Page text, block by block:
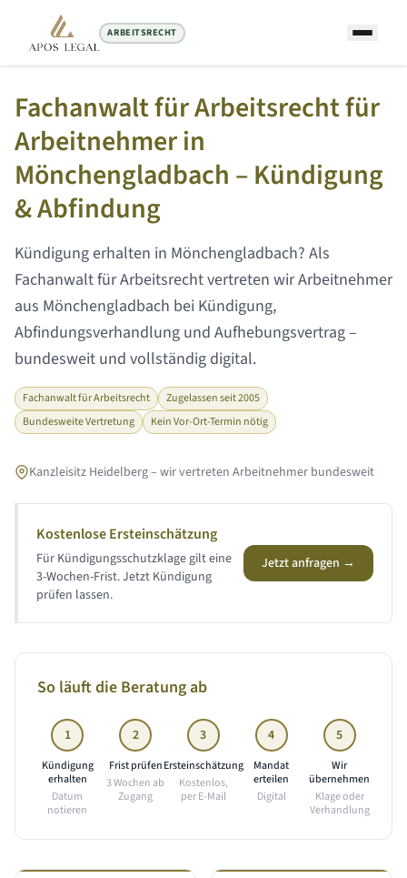
ARBEITSRECHT
Startseite/Arbeitsrecht Anwalt
Fachanwalt für Arbeitsrecht für
Arbeitnehmer in
Mönchengladbach – Kündigung
& Abfindung
Kündigung erhalten in Mönchengladbach? Als
Fachanwalt für Arbeitsrecht vertreten wir Arbeitnehmer
aus Mönchengladbach bei Kündigung,
Abfindungsverhandlung und Aufhebungsvertrag –
bundesweit und vollständig digital.
Fachanwalt für Arbeitsrecht
Zugelassen seit 2005
Bundesweite Vertretung
Kein Vor-Ort-Termin nötig
Kanzleisitz Heidelberg – wir vertreten Arbeitnehmer bundesweit
Kostenlose Ersteinschätzung
Für Kündigungsschutzklage gilt eine
3-Wochen-Frist. Jetzt Kündigung
prüfen lassen.
Jetzt anfragen →
So läuft die Beratung ab
1
Kündigung
erhalten
Datum
notieren
2
Frist prüfen
3 Wochen ab
Zugang
3
Ersteinschätzung
Kostenlos,
per E-Mail
4
Mandat
erteilen
Digital
5
Wir
übernehmen
Klage oder
Verhandlung